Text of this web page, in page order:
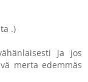
.)
ja jos
merta edemmäs